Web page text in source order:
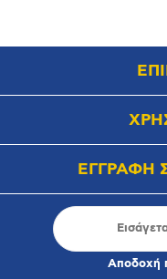
ΕΓΓΡΑΦΗ
Αποδοχή